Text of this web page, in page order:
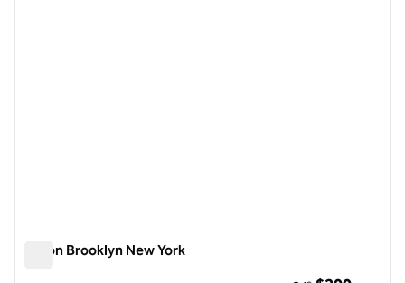
Hilton Brooklyn New York